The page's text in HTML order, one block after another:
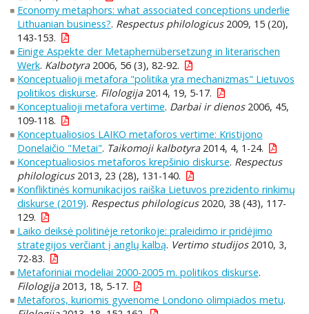
Economy metaphors: what associated conceptions underlie
Lithuanian business?. Respectus philologicus2009, 15 (20),
143-153.
Einige Aspekte der Metaphernübersetzung in literarischen
Werk. Kalbotyra2006, 56 (3), 82-92.
Konceptualioji metafora "politika yra mechanizmas" Lietuvos
politikos diskurse. Filologija2014, 19, 5-17.
Konceptualioji metafora vertime. Darbai ir dienos2006, 45,
109-118.
Konceptualiosios LAIKO metaforos vertime: Kristijono
Donelaičio "Metai". Taikomoji kalbotyra2014, 4, 1-24.
Konceptualiosios metaforos krepšinio diskurse. Respectus
philologicus2013, 23 (28), 131-140.
Konfliktinės komunikacijos raiška Lietuvos prezidento rinkimų
diskurse (2019). Respectus philologicus2020, 38 (43), 117-
129.
Laiko deiksė politinėje retorikoje: praleidimo ir pridėjimo
strategijos verčiant į anglų kalbą. Vertimo studijos2010, 3,
72-83.
Metaforiniai modeliai 2000-2005 m. politikos diskurse.
Filologija2013, 18, 5-17.
Metaforos, kuriomis gyvenome Londono olimpiados metu.